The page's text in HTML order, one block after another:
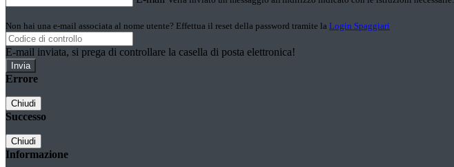
Non hai una e-mail associata al nome utente? Effettua il reset della password tramite la Login Spaggiari
E-mail inviata, si prega di controllare la casella di posta elettronica!
Errore
Chiudi
Successo
Chiudi
Informazione